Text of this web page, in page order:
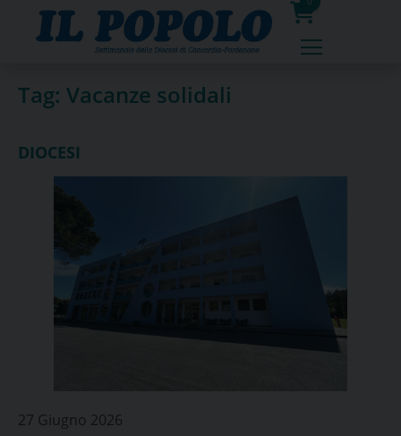
0
prodotti
Tag: Vacanze solidali
DIOCESI
27 Giugno 2026